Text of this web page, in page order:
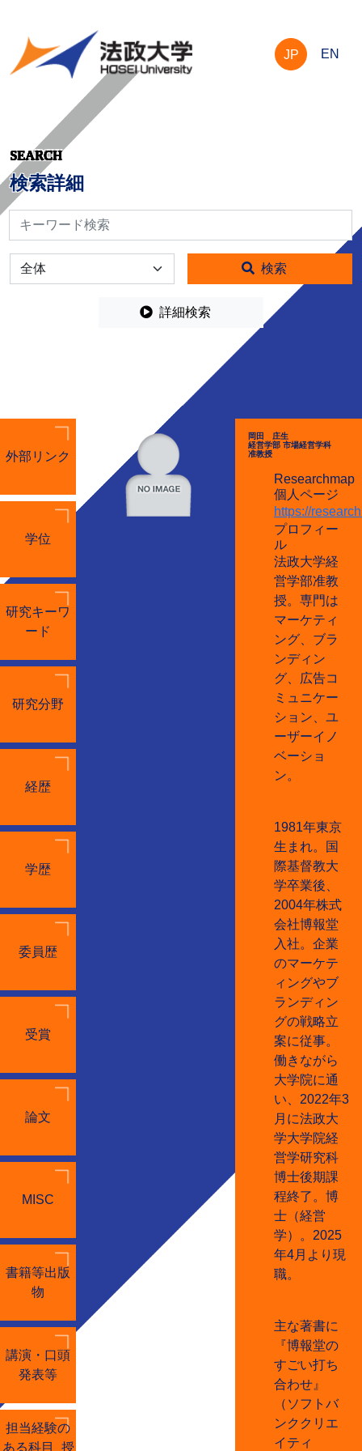
JP EN
SEARCH
検索詳細
検索
全体 検索
詳細検索
外部リンク
学位
研究キーワ
ード
研究分野
経歴
学歴
委員歴
受賞
論文
MISC
書籍等出版
物
講演・口頭
発表等
担当経験の
ある科目_授
岡田 庄生
経営学部 市場経営学科
准教授
Researchmap
個人ページ
https://
プロフィー
ル
法政大学経
営学部准教
授。専門は
マーケティ
ング、ブラ
ンディン
グ、広告コ
ミュニケー
ション、ユ
ーザーイノ
ベーショ
ン。
1981年東京
生まれ。国
際基督教大
学卒業後、
2004年株式
会社博報堂
入社。企業
のマーケテ
ィングやブ
ランディン
グの戦略立
案に従事。
働きながら
大学院に通
い、2022年3
月に法政大
学大学院経
営学研究科
博士後期課
程終了。博
士（経営
学）。2025
年4月より現
職。
主な著書に
『博報堂の
すごい打ち
合わせ』
（ソフトバ
ンククリエ
イティ